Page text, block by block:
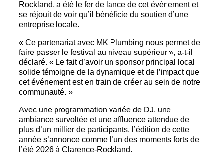
Rockland, a été le fer de lance de cet événement et
se réjouit de voir qu’il bénéficie du soutien d’une
entreprise locale.
« Ce partenariat avec MK Plumbing nous permet de
faire passer le festival au niveau supérieur », a-t-il
déclaré. « Le fait d’avoir un sponsor principal local
solide témoigne de la dynamique et de l’impact que
cet événement est en train de créer au sein de notre
communauté. »
Avec une programmation variée de DJ, une
ambiance survoltée et une affluence attendue de
plus d’un millier de participants, l’édition de cette
année s’annonce comme l’un des moments forts de
l’été 2026 à Clarence-Rockland.